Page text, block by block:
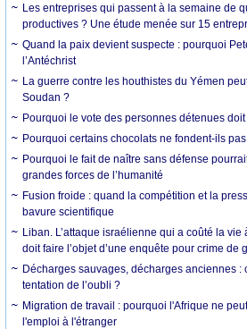
Les entreprises qui passent à la semaine de
productives ? Une étude menée sur 15
Quand la paix devient suspecte : pourquoi
l’Antéchrist
La guerre contre les houthistes du Yémen
Soudan ?
Pourquoi le vote des personnes détenues
Pourquoi certains chocolats ne fondent-ils
Pourquoi le fait de naître sans défense
grandes forces de l’humanité
Fusion froide : quand la compétition et la
bavure scientifique
Liban. L’attaque israélienne qui a coûté la
doit faire l’objet d’une enquête pour crime de
Décharges sauvages, décharges anciennes :
tentation de l’oubli ?
Migration de travail : pourquoi l'Afrique ne
l'emploi à l'étranger